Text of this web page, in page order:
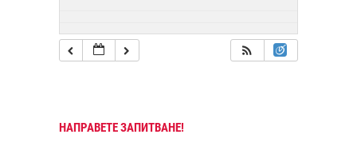
НАПРАВЕТЕ ЗАПИТВАНЕ!